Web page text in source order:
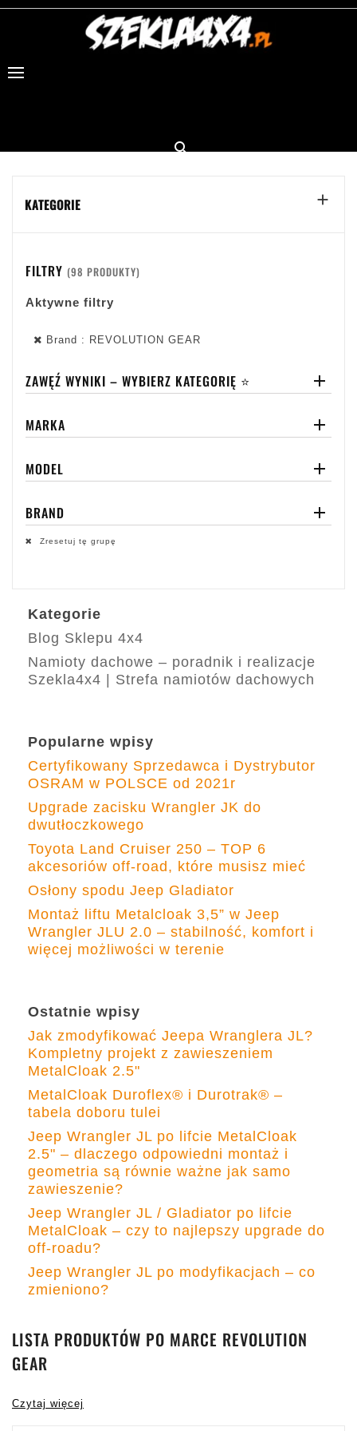

KATEGORIE 
FILTRY (98 PRODUKTY)
Aktywne filtry
Brand : REVOLUTION GEAR
ZAWĘŹ WYNIKI – WYBIERZ KATEGORIĘ ⭐ 
MARKA 
MODEL 
BRAND 
Zresetuj tę grupę
Kategorie
Blog Sklepu 4x4
Namioty dachowe – poradnik i realizacje
Szekla4x4 | Strefa namiotów dachowych
Popularne wpisy
Certyfikowany Sprzedawca i Dystrybutor
OSRAM w POLSCE od 2021r
Upgrade zacisku Wrangler JK do
dwutłoczkowego
Toyota Land Cruiser 250 – TOP 6
akcesoriów off-road, które musisz mieć
Osłony spodu Jeep Gladiator
Montaż liftu Metalcloak 3,5” w Jeep
Wrangler JLU 2.0 – stabilność, komfort i
więcej możliwości w terenie
Ostatnie wpisy
Jak zmodyfikować Jeepa Wranglera JL?
Kompletny projekt z zawieszeniem
MetalCloak 2.5"
MetalCloak Duroflex® i Durotrak® –
tabela doboru tulei
Jeep Wrangler JL po lifcie MetalCloak
2.5" – dlaczego odpowiedni montaż i
geometria są równie ważne jak samo
zawieszenie?
Jeep Wrangler JL / Gladiator po lifcie
MetalCloak – czy to najlepszy upgrade do
off-roadu?
Jeep Wrangler JL po modyfikacjach – co
zmieniono?
LISTA PRODUKTÓW PO MARCE REVOLUTION
GEAR
Czytaj więcej